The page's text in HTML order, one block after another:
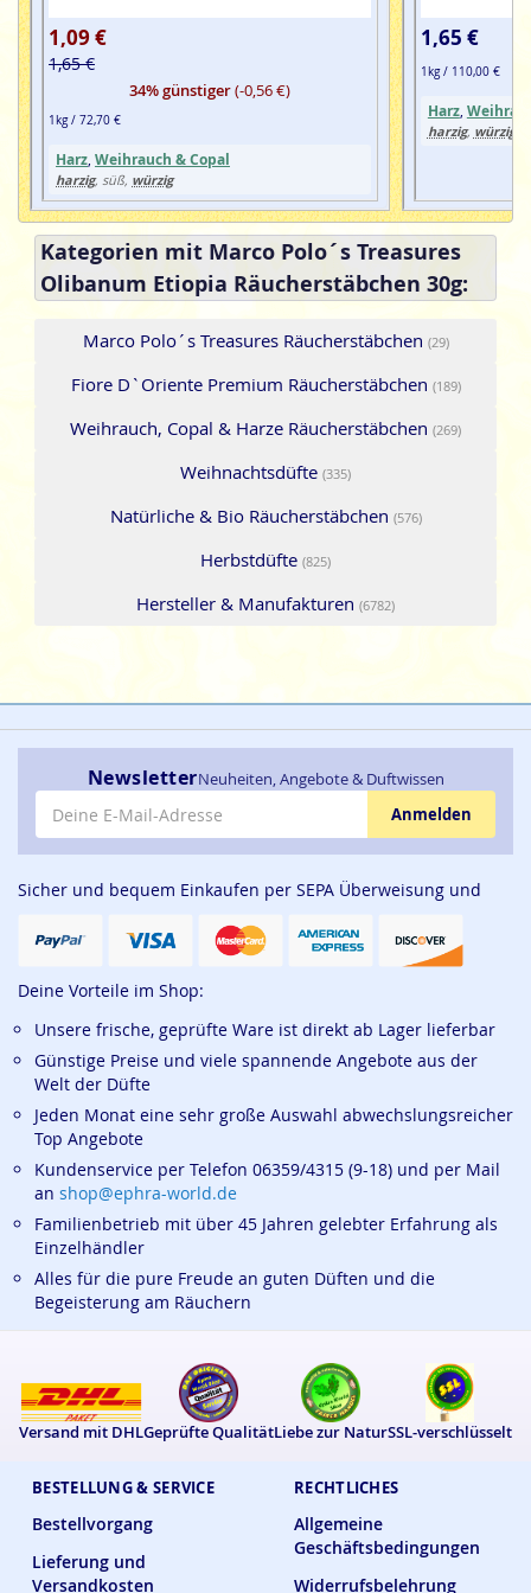
1,09 €
1,65 €
34% günstiger(-0,56 €)
1kg / 72,70 €
Harz Weihrauch & Copal
harzig, süß, würzig
1,65 €
1kg / 110,00 €
Harz,
harzig, würzig
Kategorien mit Marco Polo´s Treasures
Olibanum Etiopia Räucherstäbchen 30g:
Marco Polo´s Treasures Räucherstäbchen (29)
Fiore D`Oriente Premium Räucherstäbchen (189)
Weihrauch, Copal & Harze Räucherstäbchen (269)
Weihnachtsdüfte (335)
Natürliche & Bio Räucherstäbchen (576)
Herbstdüfte (825)
Hersteller & Manufakturen (6782)
BESTELLUNG & SERVICE
Bestellvorgang
Lieferung und
Versandkosten
RECHTLICHES
Allgemeine
Geschäftsbedingungen
Widerrufsbelehrung
NewsletterNeuheiten, Angebote & Duftwissen
E-Mail-Adresse
Anmelden
Sicher und bequem Einkaufen per SEPA Überweisung und
Deine Vorteile im Shop:
Unsere frische, geprüfte Ware ist direkt ab Lager lieferbar
Günstige Preise und viele spannende Angebote aus der
Welt der Düfte
Jeden Monat eine sehr große Auswahl abwechslungsreicher
Top Angebote
Kundenservice per Telefon 06359/4315 (9-18) und per Mail
an shop@ephra-world.de
Familienbetrieb mit über 45 Jahren gelebter Erfahrung als
Einzelhändler
Alles für die pure Freude an guten Düften und die
Begeisterung am Räuchern
Versand mit DHLGeprüfte QualitätLiebe zur NaturSSL-verschlüsselt